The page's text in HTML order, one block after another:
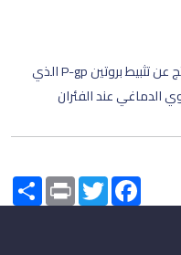
السمة التنفسية لدواء Buprenorphine تنتج عن تثبيط بروتين P-gp الذي
Share PrintTwitterFacebook